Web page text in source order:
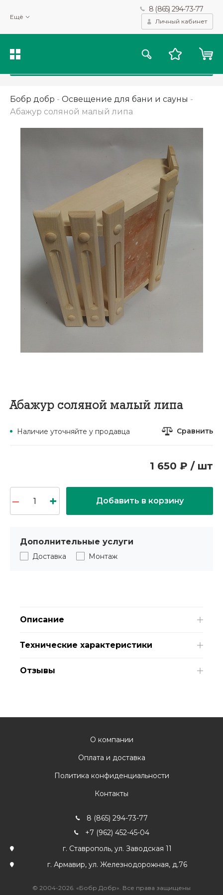
Ещё
8 (865) 294-73-77
Личный кабинет
Бобр добр - Освещение для бани и сауны -
Абажур соляной малый липа
Абажур соляной малый липа
Наличие уточняйте у продавца Сравнить
1 650 ₽ / шт
Добавить в корзину
Дополнительные услуги
Доставка Монтаж
Описание
Технические характеристики
Отзывы
О компании
Оплата и доставка
Политика конфиденциальности
Контакты
8 (865) 294-73-77
+7 (962) 452-45-04
г. Ставрополь, ул. Заводская 11
г. Армавир, ул. Железнодорожная, д.76
© 2004-2026. «Бобр Добр». Все права защищены
Мы используем файлы cookie и другие подобные технологии
для получения данных с целью сбора статистики, повышения
качества рекомендаций и предоставления вам возможности
персонализированного просмотра.Подробнее